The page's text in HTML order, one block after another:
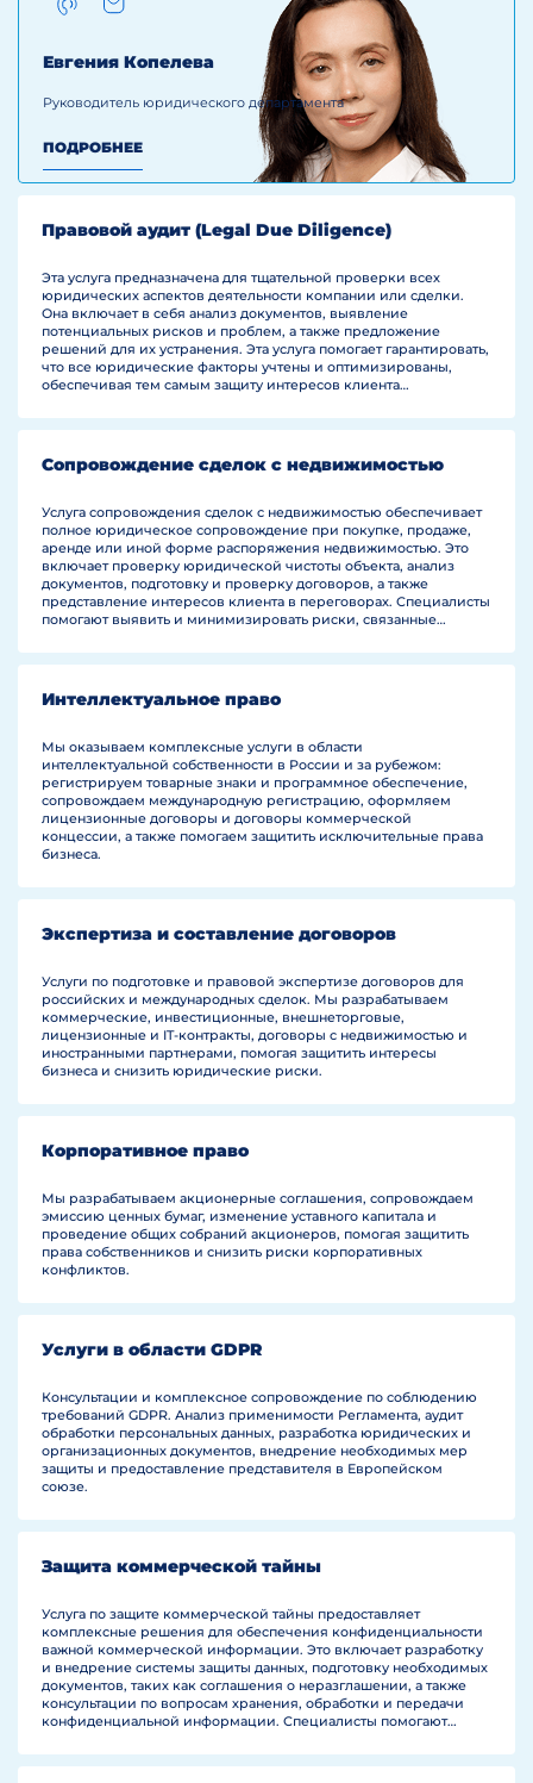
Евгения Копелева
Руководитель юридического департамента
ПОДРОБНЕЕ
Правовой аудит (Legal Due Diligence)
Эта услуга предназначена для тщательной проверки всех
юридических аспектов деятельности компании или сделки.
Она включает в себя анализ документов, выявление
потенциальных рисков и проблем, а также предложение
решений для их устранения. Эта услуга помогает гарантировать,
что все юридические факторы учтены и оптимизированы,
обеспечивая тем самым защиту интересов клиента
компанией
Сопровождение сделок с недвижимостью
Услуга сопровождения сделок с недвижимостью обеспечивает
полное юридическое сопровождение при покупке, продаже,
аренде или иной форме распоряжения недвижимостью. Это
включает проверку юридической чистоты объекта, анализ
документов, подготовку и проверку договоров, а также
представление интересов клиента в переговорах. Специалисты
помогают выявить и минимизировать риски, связанные
клиента. Данная услуга направлена на обеспечение
совершения сделок с недвижимостью, облегчая клиентам
процесс принятия важных решений.
Интеллектуальное право
Мы оказываем комплексные услуги в области
интеллектуальной собственности в России и за рубежом:
регистрируем товарные знаки и программное обеспечение,
сопровождаем международную регистрацию, оформляем
лицензионные договоры и договоры коммерческой
концессии, а также помогаем защитить исключительные права
бизнеса.
Экспертиза и составление договоров
Услуги по подготовке и правовой экспертизе договоров для
российских и международных сделок. Мы разрабатываем
коммерческие, инвестиционные, внешнеторговые,
лицензионные и IT-контракты, договоры с недвижимостью и
иностранными партнерами, помогая защитить интересы
бизнеса и снизить юридические риски.
Корпоративное право
Мы разрабатываем акционерные соглашения, сопровождаем
эмиссию ценных бумаг, изменение уставного капитала и
проведение общих собраний акционеров, помогая защитить
права собственников и снизить риски корпоративных
конфликтов.
Услуги в области GDPR
Консультации и комплексное сопровождение по соблюдению
требований GDPR. Анализ применимости Регламента, аудит
обработки персональных данных, разработка юридических и
организационных документов, внедрение необходимых мер
защиты и предоставление представителя в Европейском
союзе.
Защита коммерческой тайны
Услуга по защите коммерческой тайны предоставляет
комплексные решения для обеспечения конфиденциальности
важной коммерческой информации. Это включает разработку
и внедрение системы защиты данных, подготовку необходимых
документов, таких как соглашения о неразглашении, а также
консультации по вопросам хранения, обработки и передачи
конфиденциальной информации. Специалисты помогают
необходимо защитить, а также разрабатывают стратегии